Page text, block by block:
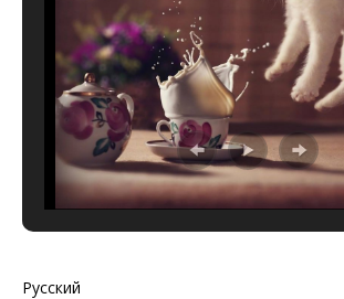
Русский